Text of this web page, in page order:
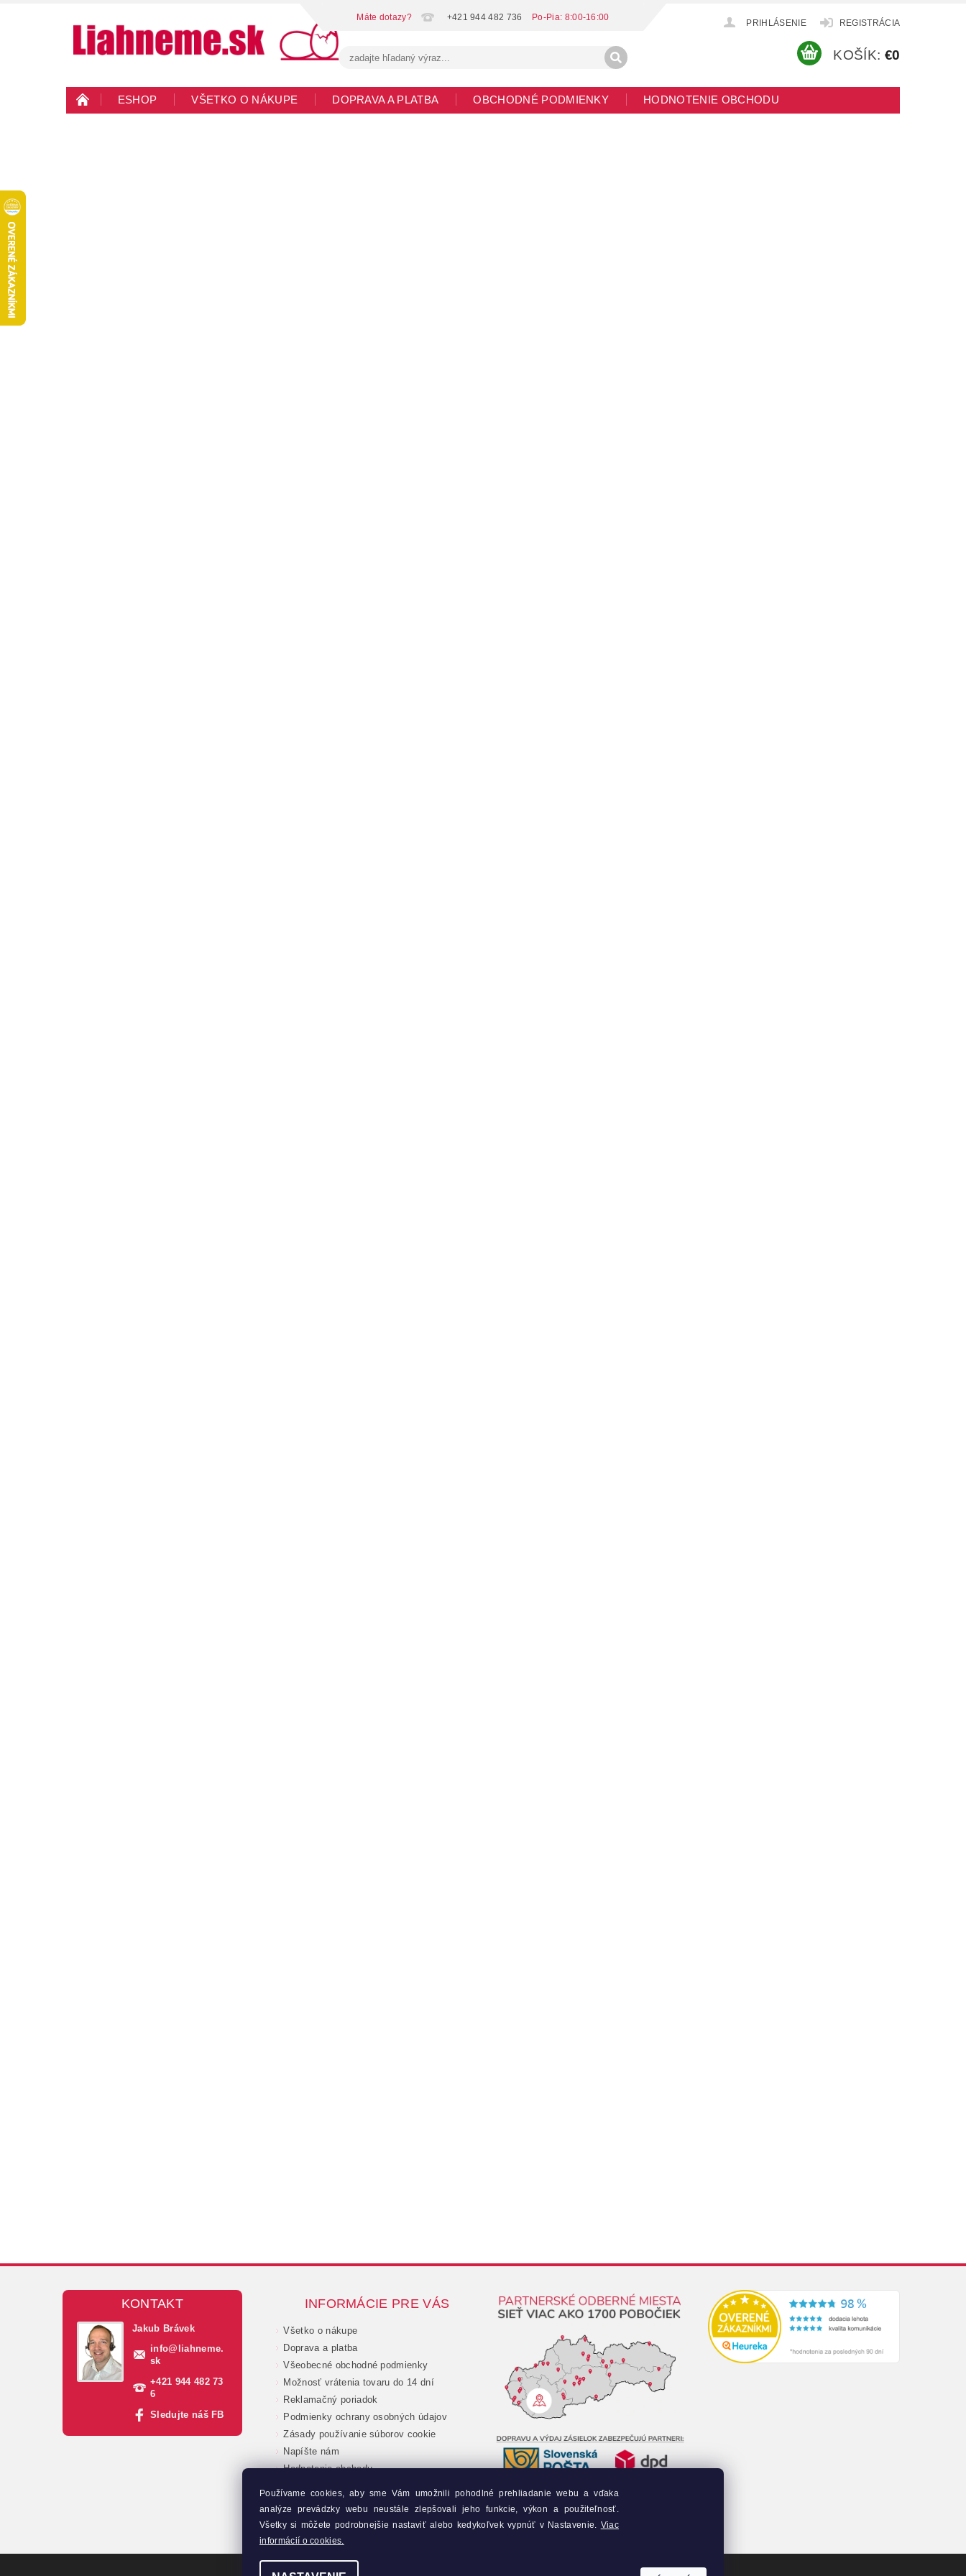
+421 944 482 736
PRIHLÁSENIE REGISTRÁCIA
KOŠÍK: €0
ESHOP VŠETKO O NÁKUPE DOPRAVA A PLATBA OBCHODNÉ PODMIENKY HODNOTENIE OBCHODU
KONTAKT
Jakub Brávek
info@ liahneme.
sk
+421 944 482 73
6
Sledujte náš FB
INFORMÁCIE PRE VÁS
Všetko o nákupe
Doprava a platba
Všeobecné obchodné podmienky
Možnosť vrátenia tovaru do 14 dní
Reklamačný poriadok
Podmienky ochrany osobných údajov
Zásady používanie súborov cookie
Napíšte nám
Hodnotenie obchodu
Moja objednávka
Kontakty
Používame cookies, aby sme Vám umožnili pohodlné prehliadanie webu a vďaka
analýze prevádzky webu neustále zlepšovali jeho funkcie, výkon a použiteľnosť.
Všetky si môžete podrobnejšie nastaviť alebo kedykoľvek vypnúť v Nastavenie. Viac
informácií o cookies.